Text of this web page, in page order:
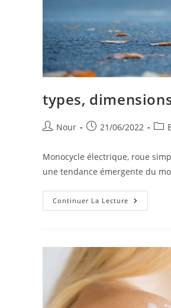
types,
Auteur/autrice
la
publication :
Nour
Publication
21/06/2022
Post
Monocycle électrique, roue
une tendance émergente du
Continuer La Lecture Types,